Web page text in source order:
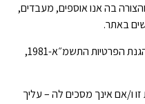
בה אנו אוספים, מעבדים,
באתר.
מדיניות זו נכתבה בהתאם להוראות חוק הגנת הפרטיות התשמ״א-1981,
ו/אם אינך מסכים לה – עליך